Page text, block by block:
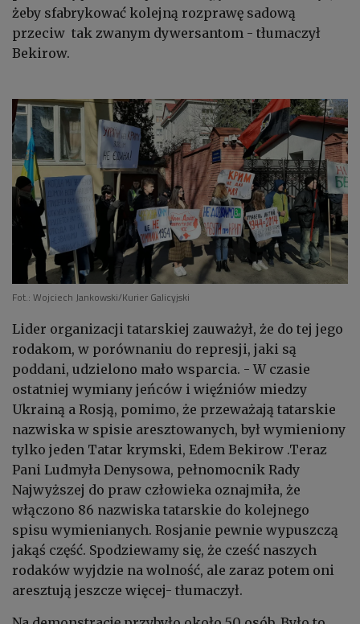
żeby sfabrykować kolejną rozprawę sadową
przeciw tak zwanym dywersantom - tłumaczył
Bekirow.
Fot.: Wojciech Jankowski/Kurier Galicyjski
Lider organizacji tatarskiej zauważył, że do tej jego
rodakom, w porównaniu do represji, jaki są
poddani, udzielono mało wsparcia. - W czasie
ostatniej wymiany jeńców i więźniów miedzy
Ukrainą a Rosją, pomimo, że przeważają tatarskie
nazwiska w spisie aresztowanych, był wymieniony
tylko jeden Tatar krymski, Edem Bekirow .Teraz
Pani Ludmyła Denysowa, pełnomocnik Rady
Najwyższej do praw człowieka oznajmiła, że
włączono 86 nazwiska tatarskie do kolejnego
spisu wymienianych. Rosjanie pewnie wypuszczą
jakąś część. Spodziewamy się, że cześć naszych
rodaków wyjdzie na wolność, ale zaraz potem oni
aresztują jeszcze więcej- tłumaczył.